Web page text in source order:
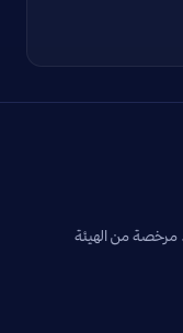
مرخصة من الهيئة